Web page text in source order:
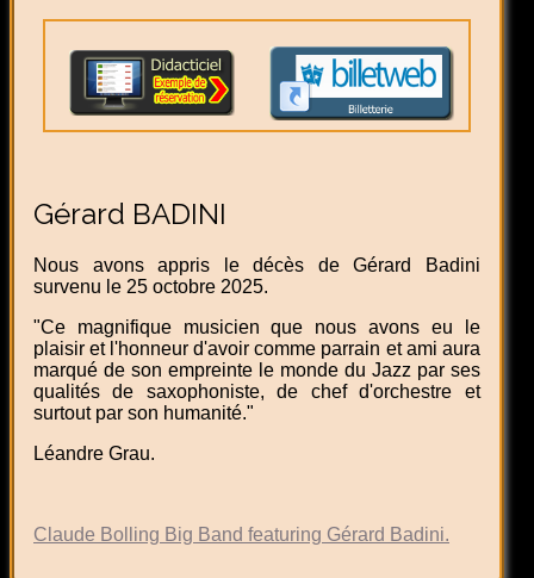
Gérard BADINI
Nous avons appris le décès de Gérard Badini
survenu le 25 octobre 2025.
"Ce magnifique musicien que nous avons eu le
plaisir et l'honneur d'avoir comme parrain et ami aura
marqué de son empreinte le monde du Jazz par ses
qualités de saxophoniste, de chef d'orchestre et
surtout par son humanité."
Léandre Grau.
Claude Bolling Big Band featuring Gérard Badini.